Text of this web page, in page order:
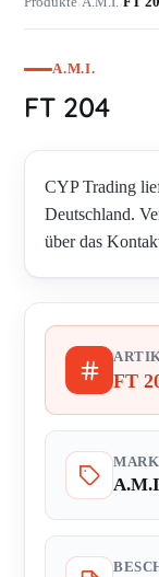
› ›
A.M.I.
FT 204
CYP Trading
Deutschland.
über das
FT